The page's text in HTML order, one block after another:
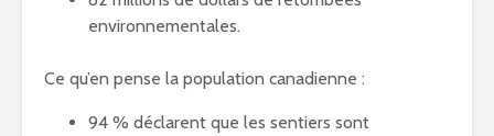
environnementales.
Ce qu’en pense la population canadienne :
94 % déclarent que les sentiers sont